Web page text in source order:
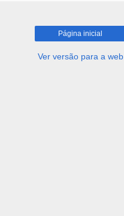
Página inicial
Ver versão para a web